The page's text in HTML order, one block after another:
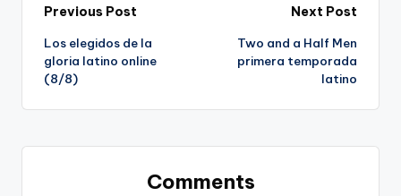
Post
navigation
Previous Post
Los elegidos de la
gloria latino online
(8/8)
Next Post
Two and a Half Men
primera temporada
latino
Comments